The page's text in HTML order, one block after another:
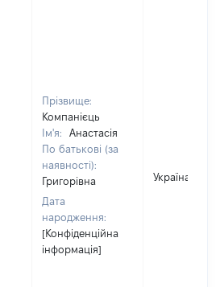
Прізвище:
Компанієць
Ім'я:
Анастасія
По батькові (за
наявності):
Григорівна
Дата
народження:
[Конфіденційна
інформація]
Україна